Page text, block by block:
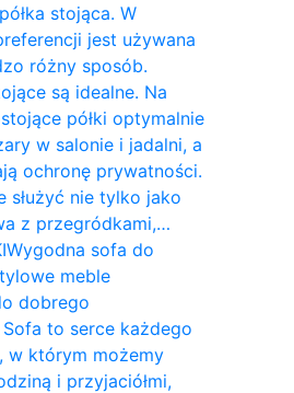
stojąca. W
jest używana
różny sposób.
są idealne. Na
półki optymalnie
w salonie i jadalni, a
ochronę prywatności.
służyć nie tylko jako
z przegródkami,…
Wygodna sofa do
meble
dobrego
to serce każdego
w którym możemy
i przyjaciółmi,